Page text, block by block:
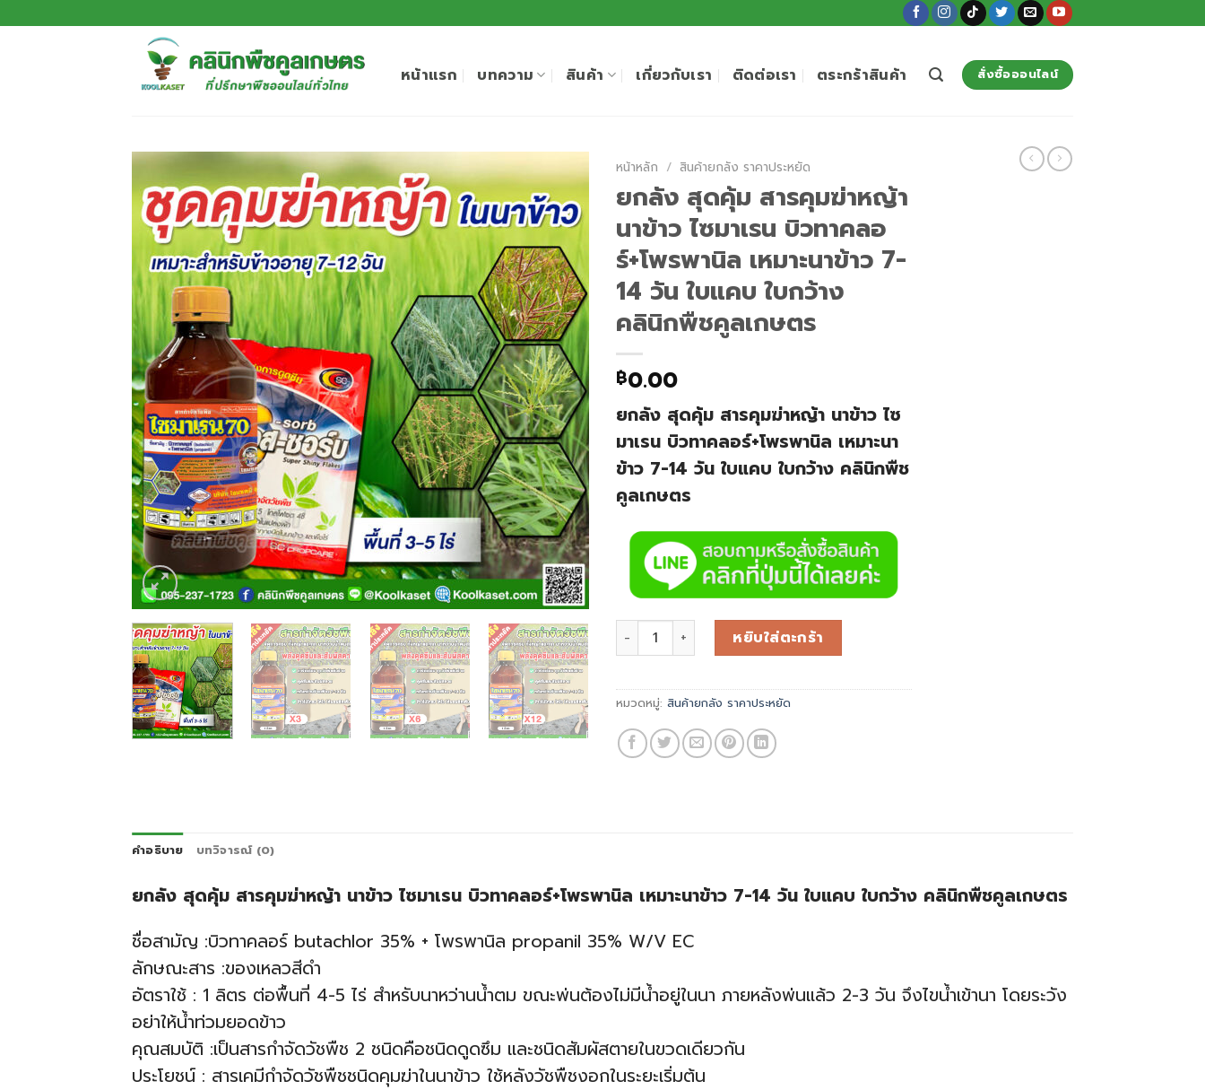
หน้าแรก บทความ สินค้า เกี่ยวกับเรา ติดต่อเรา ตระกร้าสินค้า สั่งซื้อออนไลน์
หน้าหลัก / สินค้ายกลัง ราคาประหยัด
ยกลัง สุดคุ้ม สารคุมฆ่าหญ้า
นาข้าว ไซมาเรน บิวทาคลอ
ร์+โพรพานิล เหมาะนาข้าว 7-
14 วัน ใบแคบ ใบกว้าง
คลินิกพืชคูลเกษตร
฿0.00
ยกลัง สุดคุ้ม สารคุมฆ่าหญ้า นาข้าว ไซ
มาเรน บิวทาคลอร์+โพรพานิล เหมาะนา
ข้าว 7-14 วัน ใบแคบ ใบกว้าง คลินิกพืช
คูลเกษตร
หยิบใส่ตะกร้า
หมวดหมู่: สินค้ายกลัง ราคาประหยัด
คำอธิบาย บทวิจารณ์ (0)
ยกลัง สุดคุ้ม สารคุมฆ่าหญ้า นาข้าว ไซมาเรน บิวทาคลอร์+โพรพานิล เหมาะนาข้าว 7-14 วัน ใบแคบ ใบกว้าง คลินิกพืชคูลเกษตร
ชื่อสามัญ :บิวทาคลอร์ butachlor 35% + โพรพานิล propanil 35% W/V EC
ลักษณะสาร :ของเหลวสีดำ
อัตราใช้ : 1 ลิตร ต่อพื้นที่ 4-5 ไร่ สำหรับนาหว่านน้ำตม ขณะพ่นต้องไม่มีน้ำอยู่ในนา ภายหลังพ่นแล้ว 2-3 วัน จึงไขน้ำเข้านา โดยระวัง
อย่าให้น้ำท่วมยอดข้าว
คุณสมบัติ :เป็นสารกำจัดวัชพืช 2 ชนิดคือชนิดดูดซึม และชนิดสัมผัสตายในขวดเดียวกัน
ประโยชน์ : สารเคมีกำจัดวัชพืชชนิดคุมฆ่าในนาข้าว ใช้หลังวัชพืชงอกในระยะเริ่มต้น